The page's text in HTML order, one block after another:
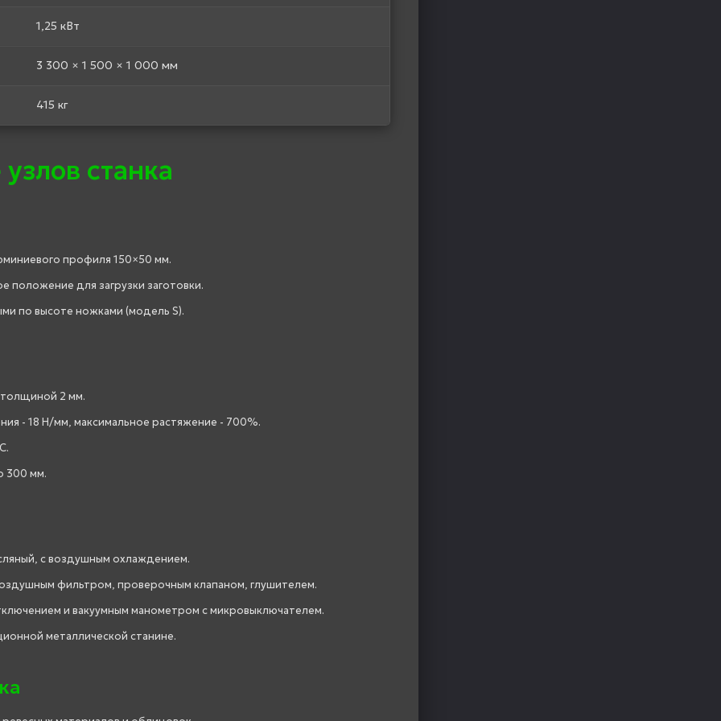
1,25 кВт
3 300 × 1 500 × 1 000 мм
415 кг
станка
профиля 150×50 мм.
положение для загрузки заготовки.
по высоте ножками (модель S).
толщиной 2 мм.
- 18 Н/мм, максимальное растяжение - 700%.
300 мм.
с воздушным охлаждением.
фильтром, проверочным клапаном, глушителем.
и вакуумным манометром с микровыключателем.
металлической станине.